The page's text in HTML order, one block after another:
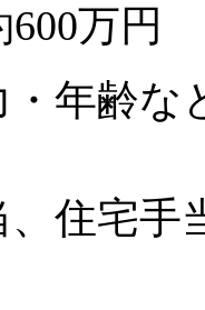
万円
年齢な
住宅手